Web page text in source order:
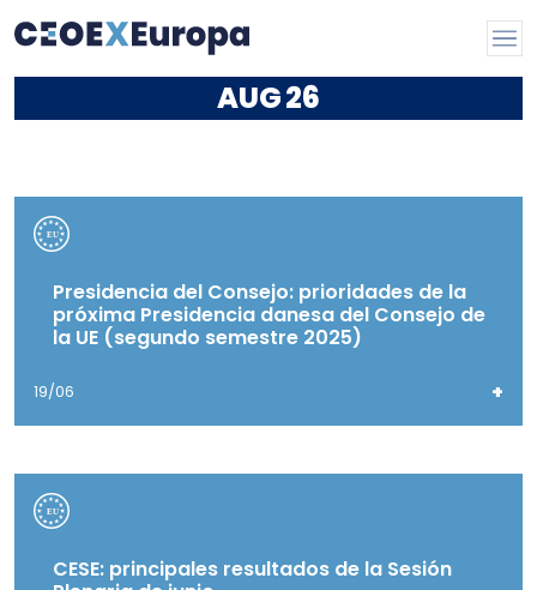
AUG26
Presidencia del Consejo: prioridades de la
próxima Presidencia danesa del Consejo de
la UE (segundo semestre 2025)
19/06 +
CESE: principales resultados de la Sesión